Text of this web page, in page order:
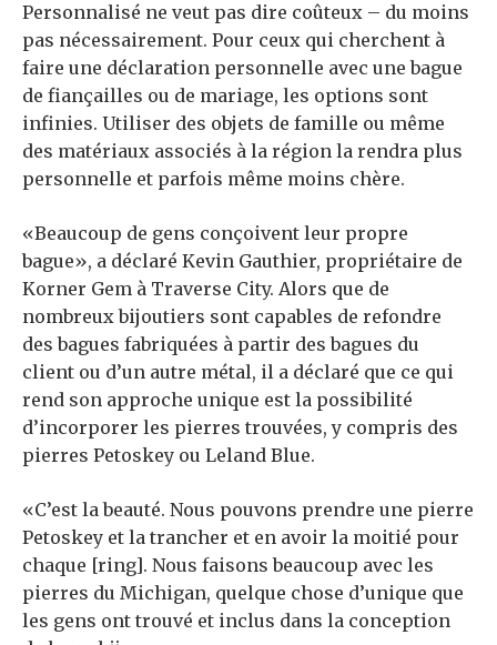
Personnalisé ne veut pas dire coûteux – du moins
pas nécessairement. Pour ceux qui cherchent à
faire une déclaration personnelle avec une bague
de fiançailles ou de mariage, les options sont
infinies. Utiliser des objets de famille ou même
des matériaux associés à la région la rendra plus
personnelle et parfois même moins chère.
«Beaucoup de gens conçoivent leur propre
bague», a déclaré Kevin Gauthier, propriétaire de
Korner Gem à Traverse City. Alors que de
nombreux bijoutiers sont capables de refondre
des bagues fabriquées à partir des bagues du
client ou d’un autre métal, il a déclaré que ce qui
rend son approche unique est la possibilité
d’incorporer les pierres trouvées, y compris des
pierres Petoskey ou Leland Blue.
«C’est la beauté. Nous pouvons prendre une pierre
Petoskey et la trancher et en avoir la moitié pour
chaque [ring]. Nous faisons beaucoup avec les
pierres du Michigan, quelque chose d’unique que
les gens ont trouvé et inclus dans la conception